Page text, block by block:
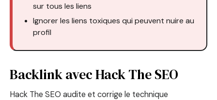
sur tous les liens
Ignorer les liens toxiques qui peuvent nuire au
profil
Backlink avec Hack The SEO
Hack The SEO audite et corrige le technique